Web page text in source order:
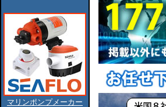
マリンポンプメーカー